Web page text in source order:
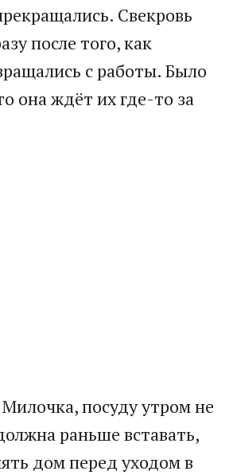
Свекровь
после того, как
с работы. Было
она ждёт их где-то за
посуду утром не
раньше вставать,
дом перед уходом в